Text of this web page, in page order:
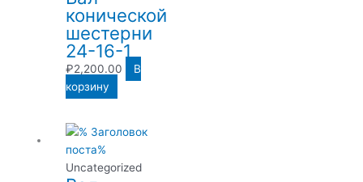
конической
шестерни
24-16-1
₽2,200.00
В
корзину
Uncategorized